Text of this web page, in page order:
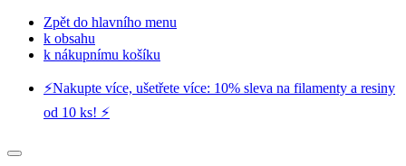
Zpět do hlavního menu
k obsahu
k nákupnímu košíku
⚡️Nakupte více, ušetřete více: 10% sleva na filamenty a resiny
od 10 ks! ⚡️